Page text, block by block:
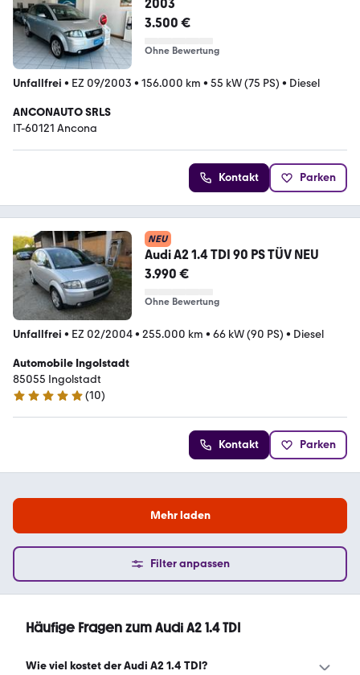
2003
3.500 €
Ohne Bewertung
Unfallfrei • EZ 09/2003 • 156.000 km • 55 kW (75 PS) • Diesel
ANCONAUTO SRLS
IT-60121 Ancona
Kontakt Parken
NEU
Audi A2 1.4 TDI 90 PS TÜV NEU
3.990 €
Ohne Bewertung
Unfallfrei • EZ 02/2004• 255.000 km • 66 kW (90 PS) • Diesel
Automobile Ingolstadt
85055 Ingolstadt
5 Sterne
(10)
Kontakt Parken
Mehr laden
Filter anpassen
Häufige Fragen zum Audi A2 1.4 TDI
Wie viel kostet der Audi A2 1.4 TDI?